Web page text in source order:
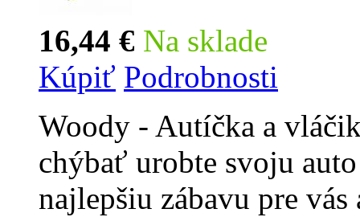
16,44 € Na sklade
Kúpiť Podrobnosti
Woody - Autíčka a
chýbať urobte svoju
najlepšiu zábavu pre vás